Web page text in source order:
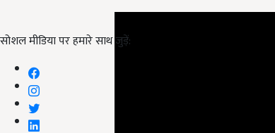
सोशल मीडिया पर हमारे साथ जुड़ें: